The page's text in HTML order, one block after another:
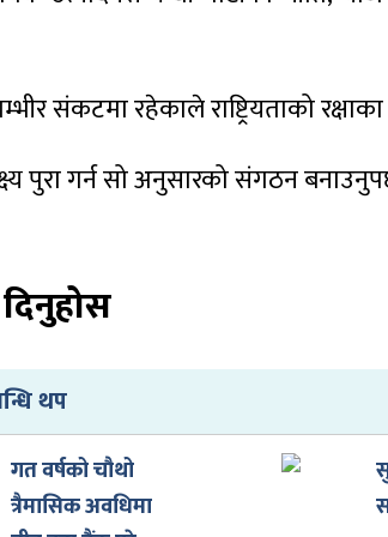
गम्भीर संकटमा रहेकाले राष्ट्रियताको
पुरा गर्न सो अनुसारको संगठन
दिनुहोस
थप
गत वर्षको चौथो
त्रैमासिक अवधिमा